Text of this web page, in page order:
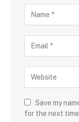
Save my
for the next